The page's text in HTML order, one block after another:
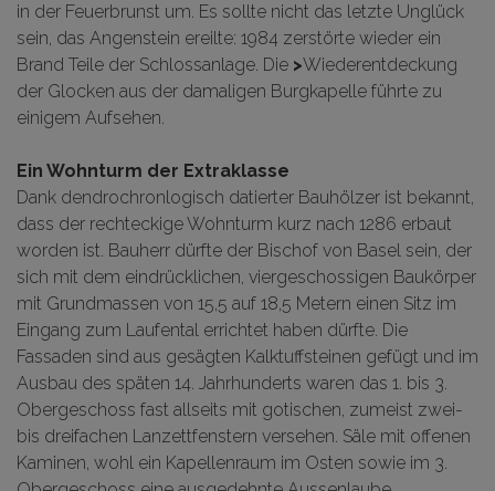
in der Feuerbrunst um. Es sollte nicht das letzte Unglück
sein, das Angenstein ereilte: 1984 zerstörte wieder ein
Brand Teile der Schlossanlage. Die >Wiederentdeckung
der Glocken aus der damaligen Burgkapelle führte zu
einigem Aufsehen.
Ein Wohnturm der Extraklasse
Dank dendrochronlogisch datierter Bauhölzer ist bekannt,
dass der rechteckige Wohnturm kurz nach 1286 erbaut
worden ist. Bauherr dürfte der Bischof von Basel sein, der
sich mit dem eindrücklichen, viergeschossigen Baukörper
mit Grundmassen von 15,5 auf 18,5 Metern einen Sitz im
Eingang zum Laufental errichtet haben dürfte. Die
Fassaden sind aus gesägten Kalktuffsteinen gefügt und im
Ausbau des späten 14. Jahrhunderts waren das 1. bis 3.
Obergeschoss fast allseits mit gotischen, zumeist zwei-
bis dreifachen Lanzettfenstern versehen. Säle mit offenen
Kaminen, wohl ein Kapellenraum im Osten sowie im 3.